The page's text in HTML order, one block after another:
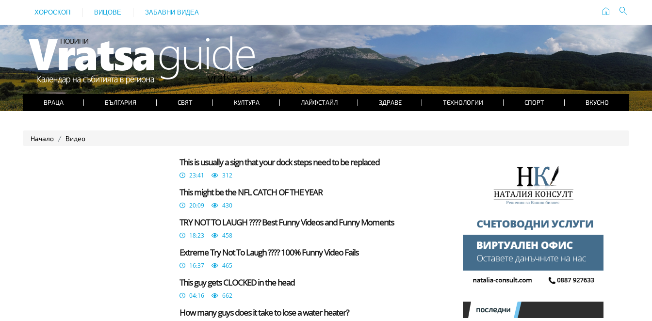
ХОРОСКОП ВИЦОВЕ ЗАБАВНИ ВИДЕА home search
ВРАЦА БЪЛГАРИЯ СВЯТ КУЛТУРА ЛАЙФСТАЙЛ ЗДРАВЕ ТЕХНОЛОГИИ СПОРТ ВКУСНО
Начало Видео
This is usually a sign that your dock steps need to be replaced
23:41 312
This might be the NFL CATCH OF THE YEAR
20:09 430
TRY NOT TO LAUGH ???? Best Funny Videos and Funny Moments
18:23 458
Extreme Try Not To Laugh ???? 100% Funny Video Fails
16:37 465
This guy gets CLOCKED in the head
04:16 662
How many guys does it take to lose a water heater? последни